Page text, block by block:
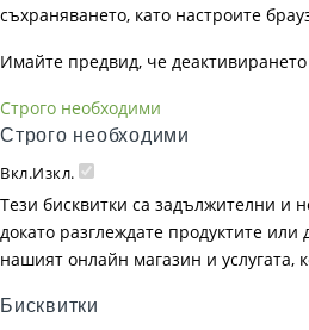
съхраняването, като настроите
Имайте предвид, че
Строго необходими
Строго необходими
Вкл.Изкл.
Тези бисквитки са задължителни и
докато разглеждате продуктите
нашият онлайн магазин и
Бисквитки